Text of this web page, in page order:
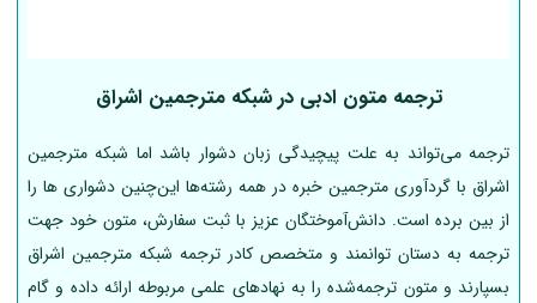
ترجمه متون ادبی در شبکه مترجمین اشراق
ترجمه می‌تواند به علت پیچیدگی زبان دشوار باشد اما شبکه مترجمین
اشراق با گردآوری مترجمین خبره در همه رشته‌ها این‌چنین دشواری ها را
از بین برده است. دانش‌آموختگان عزیز با ثبت سفارش، متون خود جهت
ترجمه به دستان توانمند و متخصص کادر ترجمه شبکه مترجمین اشراق
بسپارند و متون ترجمه‌شده را به نهادهای علمی مربوطه ارائه داده و گام